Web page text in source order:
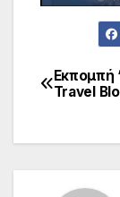
Εκπομπή
Travel